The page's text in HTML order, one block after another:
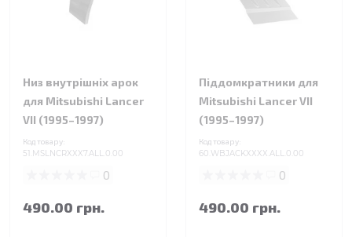
Низ внутрішніх арок
для Mitsubishi Lancer
VII (1995–1997)
Код товару:
51.MSLNCRXXX7.ALL.0.00
0
490.00 грн.
Піддомкратники для
Mitsubishi Lancer VII
(1995–1997)
Код товару:
60.WBJACKXXXX.ALL.0.00
0
490.00 грн.